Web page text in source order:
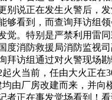
说正在发生火警后，
够看到，而查询拜访组
。特别是严禁利用雷
度消防救援局消防监视
拜访组通过对火警现场
火当前，任由大火正
由厂房改建而来，并
者正在事发觉场看到！